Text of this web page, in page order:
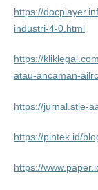
https://
industri-4-0.html
https://
atau-ancaman-
https://jurnal.stie-
https://pintek.id/
https://